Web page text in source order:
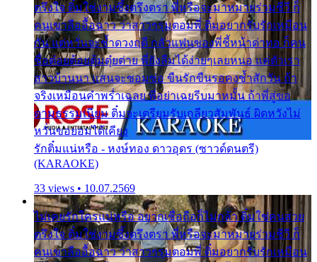
ตรึงใจ ติ๋มใช่งามซึ้งตรึงตรา พี่หรือจะมาหมายร่วมชีวี ก็
คนเขาลืออื้อฉาว ว่าสาวๆรุมตอมพี่ ติ๋มอยากรับรักเหมือน
กัน แต่หวั่นจะช้ำดวงฤดี กลัวแฟนของพี่ชี้หน้าด่าทอ ก็คน
ชื่อต๋อยต้อยตุ้มตุ๋ยต่าย พี่ยังลืมได้ง่ายๆเลยหนอ แค่ตัวเรา
สาวบ้านนา แสนจะซอมซ่อ ขืนรักขืนรอคงช้ำสักวัน ถ้า
จริงเหมือนคำพร่ำเฉลย พี่อย่าเฉยรีบมาหมั้น ถ้าพี่สู่ขอ
ตามธรรมเนียม ติ๋มจะเตรียมรับเกลียวสัมพันธ์ ผิดหวังไม่
หวั่นขอยอมได้เคียง
รักติ๋มแน่หรือ - หงษ์ทอง ดาวอุดร (ซาวด์ดนตรี)
(KARAOKE)
33 views • 10.07.2569
ไม่เคยรักใครแน่หรือ อยากเชื่อถือก็ไม่กล้า ติ๋มใช่คนสวย
ตรึงใจ ติ๋มใช่งามซึ้งตรึงตรา พี่หรือจะมาหมายร่วมชีวี ก็
คนเขาลืออื้อฉาว ว่าสาวๆรุมตอมพี่ ติ๋มอยากรับรักเหมือน